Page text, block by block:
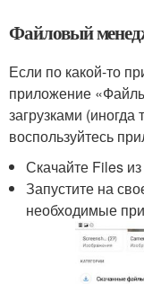
Файловый
Если по какой-то
приложение
загрузками (иногда
воспользуйтесь
Скачайте Files
Запустите на
необходимые